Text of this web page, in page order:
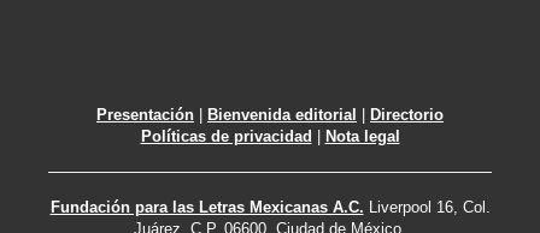
Presentación Bienvenida editorial
Directorio
Políticas de privacidad
Nota legal
Fundación para las Letras Mexicanas A.C. Liverpool 16, Col.
Juárez. C.P. 06600. Ciudad de México.